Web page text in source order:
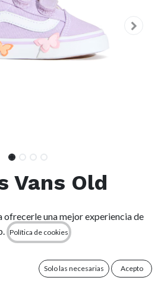
Vans Old
- Lila
Skool, pensada para que sea fácil
en movimiento. Mantiene la esencia
una mejor experiencia de
Política de cookies
Solo las necesarias Acepto